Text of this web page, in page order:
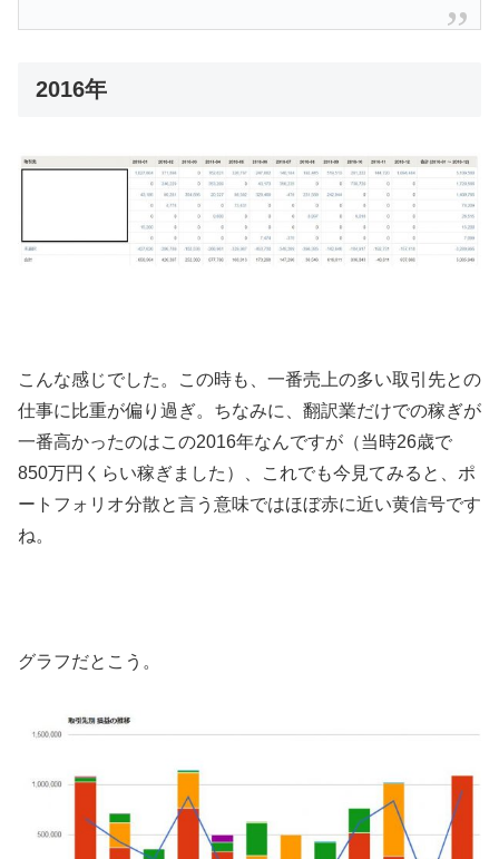
2016年
こんな感じでした。この時も、一番売上の多い取引先との
仕事に比重が偏り過ぎ。ちなみに、翻訳業だけでの稼ぎが
一番高かったのはこの2016年なんですが（当時26歳で
850万円くらい稼ぎました）、これでも今見てみると、ポ
ートフォリオ分散と言う意味ではほぼ赤に近い黄信号です
ね。
グラフだとこう。